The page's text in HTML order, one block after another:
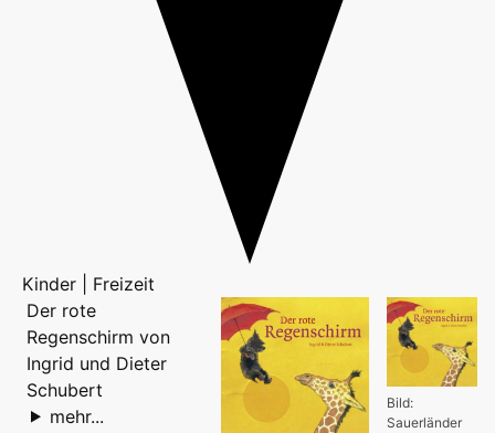
Kinder | Freizeit
Bild:
Sauerländer
Der rote
Regenschirm von
Ingrid und Dieter
Schubert
mehr...